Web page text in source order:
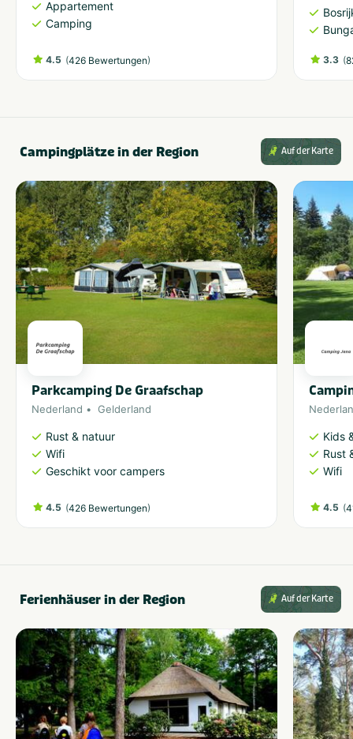
Appartement
Camping
4.5 (426 Bewertungen) 3.3 (
Campingplätze in der Region Auf der Karte
Parkcamping De Graafschap
Nederland Gelderland
Rust & natuur
Wifi
Geschikt voor campers
4.5 (426 Bewertungen)
Kids
Rust
Wifi
4.5 (
Ferienhäuser in der Region Auf der Karte